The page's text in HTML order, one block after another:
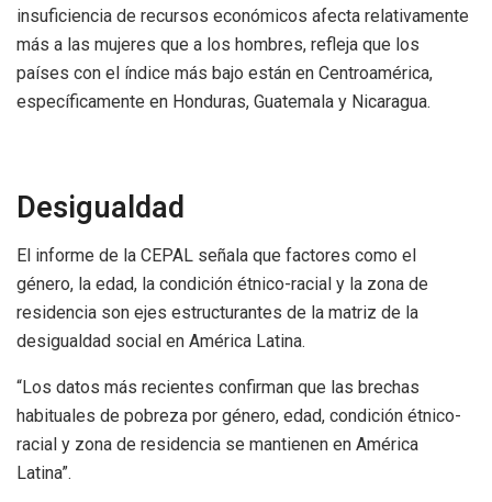
insuficiencia de recursos económicos afecta relativamente
más a las mujeres que a los hombres, refleja que los
países con el índice más bajo están en Centroamérica,
específicamente en Honduras, Guatemala y Nicaragua.
Desigualdad
El informe de la CEPAL señala que factores como el
género, la edad, la condición étnico-racial y la zona de
residencia son ejes estructurantes de la matriz de la
desigualdad social en América Latina.
“Los datos más recientes confirman que las brechas
habituales de pobreza por género, edad, condición étnico-
racial y zona de residencia se mantienen en América
Latina”.